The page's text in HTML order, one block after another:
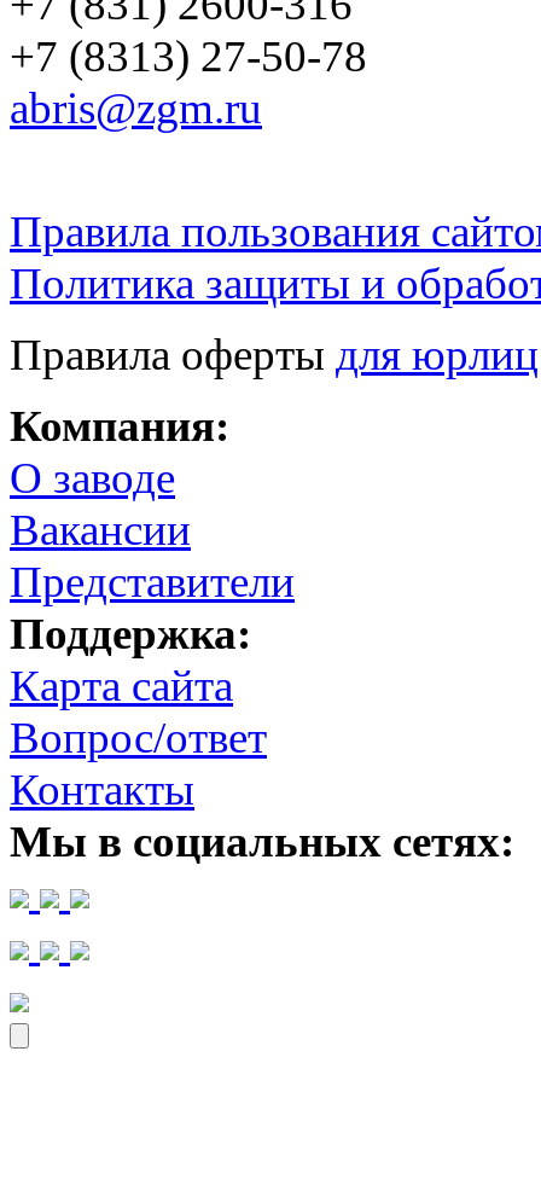
+7 (8313) 27-50-78
abris@zgm.ru
Правила пользования
Политика защиты и
Правила оферты для
Компания:
О заводе
Вакансии
Представители
Поддержка:
Карта сайта
Вопрос/ответ
Контакты
Мы в социальных сетях: